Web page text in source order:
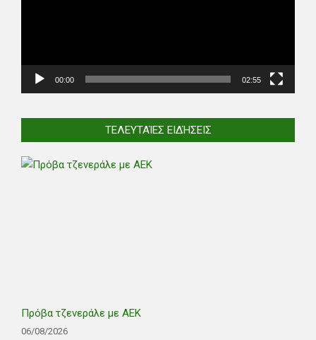
00:00 02:55
ΤΕΛΕΥΤΑΊΕΣ ΕΙΔΉΣΕΙΣ
Πρόβα τζενεράλε με ΑΕΚ
06/08/2026